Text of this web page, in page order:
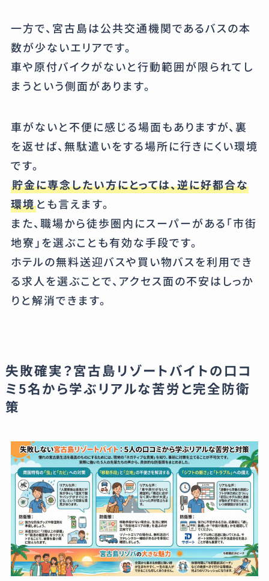
一方で、宮古島は公共交通機関であるバスの本
数が少ないエリアです。
車や原付バイクがないと行動範囲が限られてし
まうという側面があります。
車がないと不便に感じる場面もありますが、裏
を返せば、無駄遣いをする場所に行きにくい環境
です。
貯金に専念したい方にとっては、逆に好都合な
環境とも言えます。
また、職場から徒歩圏内にスーパーがある「市街
地寮」を選ぶことも有効な手段です。
ホテルの無料送迎バスや買い物バスを利用でき
る求人を選ぶことで、アクセス面の不安はしっか
りと解消できます。
失敗確実？宮古島リゾートバイトの口コ
ミ5名から学ぶリアルな苦労と完全防衛
策